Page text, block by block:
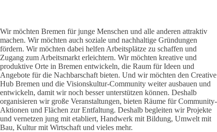
Wir möchten Bremen für junge Menschen und alle anderen attraktiv
machen. Wir möchten auch soziale und nachhaltige Gründungen
fördern. Wir möchten dabei helfen Arbeitsplätze zu schaffen und
Zugang zum Arbeitsmarkt erleichtern. Wir möchten kreative und
produktive Orte in Bremen entwickeln, die Raum für Ideen und
Angebote für die Nachbarschaft bieten. Und wir möchten den Creative
Hub Bremen und die Visionskultur-Community weiter ausbauen und
entwickeln, damit wir noch besser unterstützen können. Deshalb
organisieren wir große Veranstaltungen, bieten Räume für Community-
Aktionen und Flächen zur Entfaltung. Deshalb begleiten wir Projekte
und vernetzen jung mit etabliert, Handwerk mit Bildung, Umwelt mit
Bau, Kultur mit Wirtschaft und vieles mehr.